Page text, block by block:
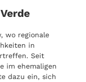
wo regionale
in
Seit
im ehemaligen
dazu ein, sich